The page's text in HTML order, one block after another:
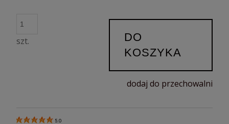
szt.
DO
KOSZYKA
dodaj do przechowalni
5.0